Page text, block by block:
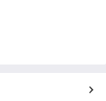
Ви можете,
інформації
відповідь на